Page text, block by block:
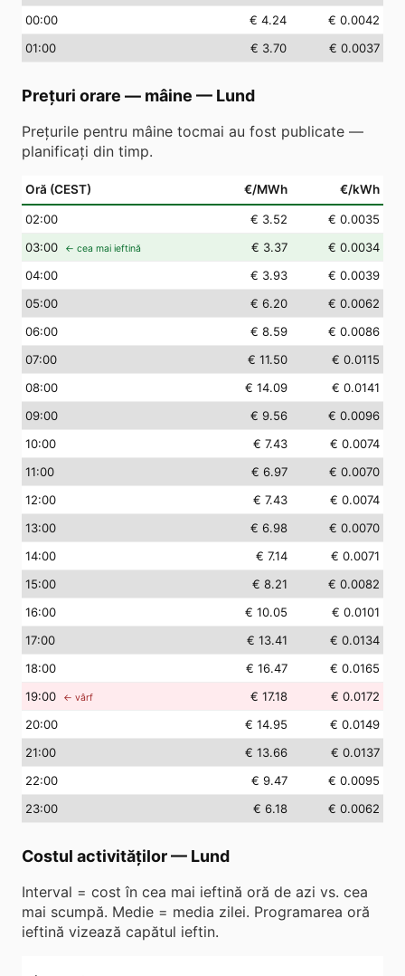
00:00 € 4.24
€ 0.0042
01:00 € 3.70 € 0.0037
Prețuri orare — mâine — Lund
Prețurile pentru mâine tocmai au fost publicate —
planificați din timp.
Oră (CEST) €/MWh €/kWh
02:00 € 3.52
€ 0.0035
03:00 ← cea mai ieftină € 3.37
€ 0.0034
04:00 € 3.93
€ 0.0039
05:00 € 6.20
€ 0.0062
06:00 € 8.59
€ 0.0086
07:00 € 11.50
€ 0.0115
08:00 € 14.09
€ 0.0141
09:00 € 9.56
€ 0.0096
10:00 € 7.43
€ 0.0074
11:00 € 6.97
€ 0.0070
12:00 € 7.43
€ 0.0074
13:00 € 6.98
€ 0.0070
14:00 € 7.14
€ 0.0071
15:00 € 8.21
€ 0.0082
16:00 € 10.05
€ 0.0101
17:00 € 13.41
€ 0.0134
18:00 € 16.47
€ 0.0165
19:00 ← vârf € 17.18
€ 0.0172
20:00 € 14.95
€ 0.0149
21:00 € 13.66
€ 0.0137
22:00 € 9.47
€ 0.0095
23:00 € 6.18 € 0.0062
Costul activităților— Lund
Interval = cost în cea mai ieftină oră de azi vs. cea
mai scumpă. Medie = media zilei. Programarea oră
ieftină vizează capătul ieftin.